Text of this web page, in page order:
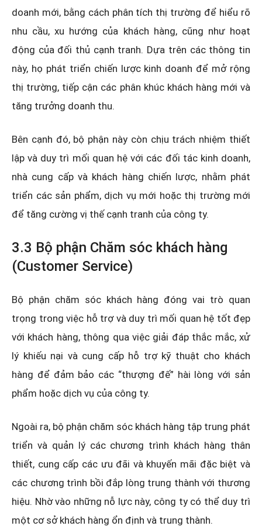
doanh mới, bằng cách phân tích thị trường để hiểu rõ
nhu cầu, xu hướng của khách hàng, cũng như hoạt
động của đối thủ cạnh tranh. Dựa trên các thông tin
này, họ phát triển chiến lược kinh doanh để mở rộng
thị trường, tiếp cận các phân khúc khách hàng mới và
tăng trưởng doanh thu.
Bên cạnh đó, bộ phận này còn chịu trách nhiệm thiết
lập và duy trì mối quan hệ với các đối tác kinh doanh,
nhà cung cấp và khách hàng chiến lược, nhằm phát
triển các sản phẩm, dịch vụ mới hoặc thị trường mới
để tăng cường vị thế cạnh tranh của công ty.
3.3 Bộ phận Chăm sóc khách hàng
(Customer Service)
Bộ phận chăm sóc khách hàng đóng vai trò quan
trọng trong việc hỗ trợ và duy trì mối quan hệ tốt đẹp
với khách hàng, thông qua việc giải đáp thắc mắc, xử
lý khiếu nại và cung cấp hỗ trợ kỹ thuật cho khách
hàng để đảm bảo các “thượng đế” hài lòng với sản
phẩm hoặc dịch vụ của công ty.
Ngoài ra, bộ phận chăm sóc khách hàng tập trung phát
triển và quản lý các chương trình khách hàng thân
thiết, cung cấp các ưu đãi và khuyến mãi đặc biệt và
các chương trình bồi đắp lòng trung thành với thương
hiệu. Nhờ vào những nỗ lực này, công ty có thể duy trì
một cơ sở khách hàng ổn định và trung thành.